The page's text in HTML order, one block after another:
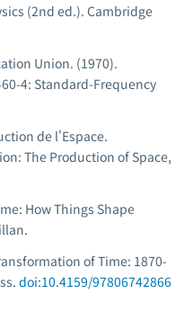
(2nd ed.). Cambridge
Union. (1970).
4: Standard-Frequency
de l'Espace.
The Production of Space,
How Things Shape
of Time: 1870-
doi:10.4159/97806742866